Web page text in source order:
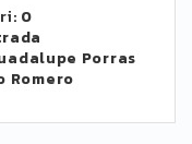
0
Porras
Romero